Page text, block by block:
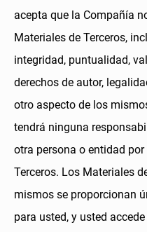
acepta que la Compañía
Materiales de Terceros,
integridad, puntualidad,
derechos de autor,
otro aspecto de los
tendrá ninguna
otra persona o entidad
Terceros. Los Materiales
mismos se proporcionan
para usted, y usted